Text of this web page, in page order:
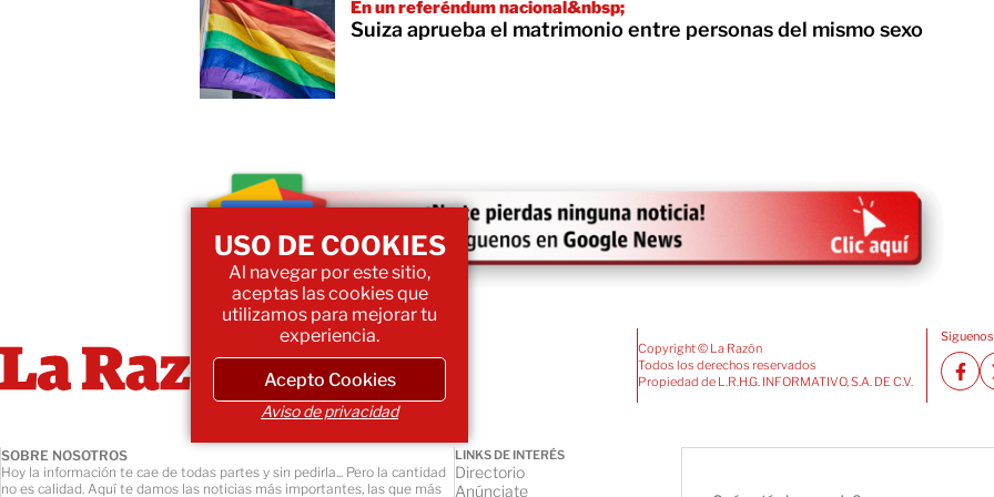
En un referéndum nacional&nbsp;
Suiza aprueba el matrimonio entre personas del mismo sexo
Copyright © La Razón
Todos los derechos reservados
Propiedad de L.R.H.G. INFORMATIVO, S.A. DE C.V.
SOBRE NOSOTROS
Hoy la información te cae de todas partes y sin pedirla... Pero la cantidad
no es calidad. Aquí te damos las noticias más importantes, las que más
LINKS DE INTERÉS
Directorio
Anúnciate
USO DE COOKIES
Al navegar por este sitio,
aceptas las cookies que
utilizamos para mejorar tu
experiencia.
Acepto Cookies
Aviso de privacidad